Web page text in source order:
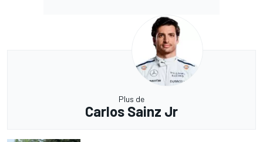
Plus de
Carlos Sainz Jr